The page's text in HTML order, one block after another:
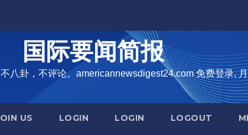
国际要闻简报
八卦，不评论。americannewsdigest24.com 免费登录,
US LOGIN LOGIN LOGOUT